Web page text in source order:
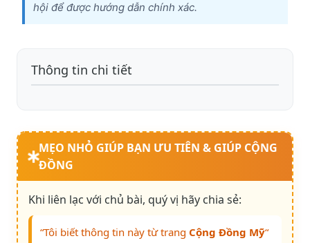
hội để được hướng dẫn chính xác.
Thông tin chi tiết
MẸO NHỎ GIÚP BẠN ƯU TIÊN & GIÚP CỘNG
ĐỒNG
Khi liên lạc với chủ bài, quý vị hãy chia sẻ:
“Tôi biết thông tin này từ trang Cộng Đồng Mỹ“